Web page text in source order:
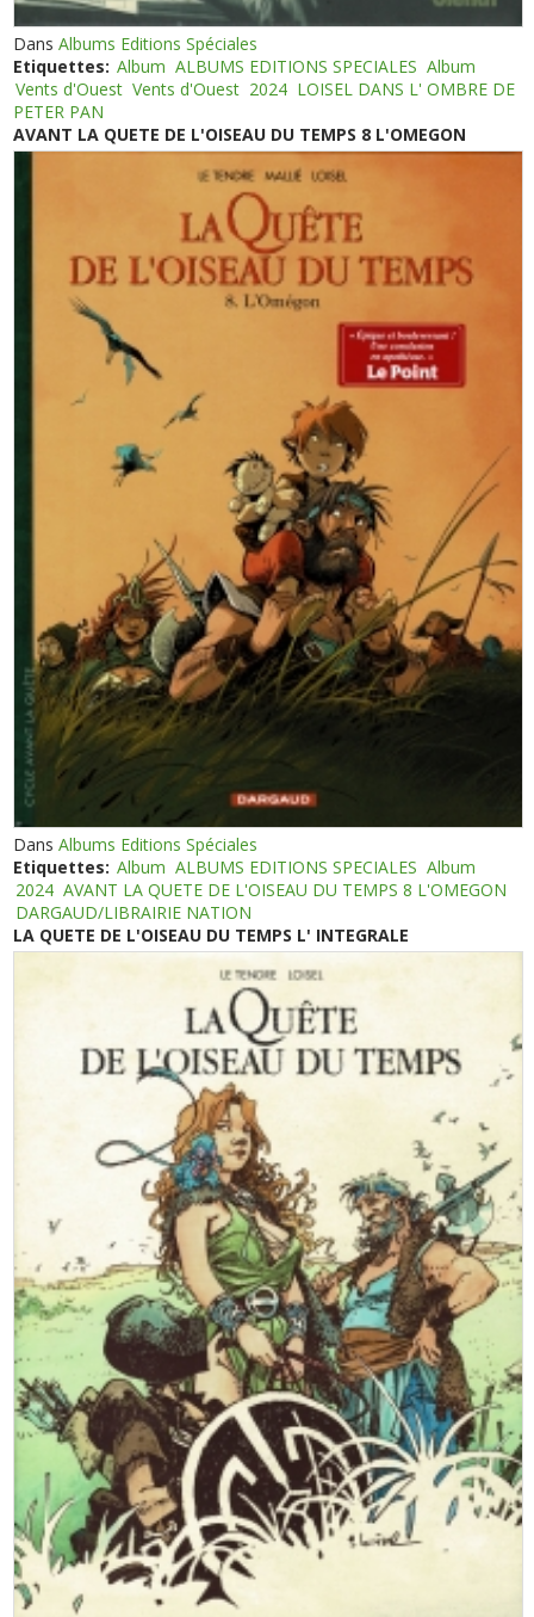
DansAlbums Editions Spéciales
Etiquettes: Album ALBUMS EDITIONS SPECIALES Album
Vents d'Ouest Vents d'Ouest 2024 LOISEL DANS L' OMBRE DE
PETER PAN
AVANT LA QUETE DE L'OISEAU DU TEMPS 8 L'OMEGON
DansAlbums Editions Spéciales
Etiquettes: Album ALBUMS EDITIONS SPECIALES Album
2024 AVANT LA QUETE DE L'OISEAU DU TEMPS 8 L'OMEGON
DARGAUD/LIBRAIRIE NATION
LA QUETE DE L'OISEAU DU TEMPS L' INTEGRALE